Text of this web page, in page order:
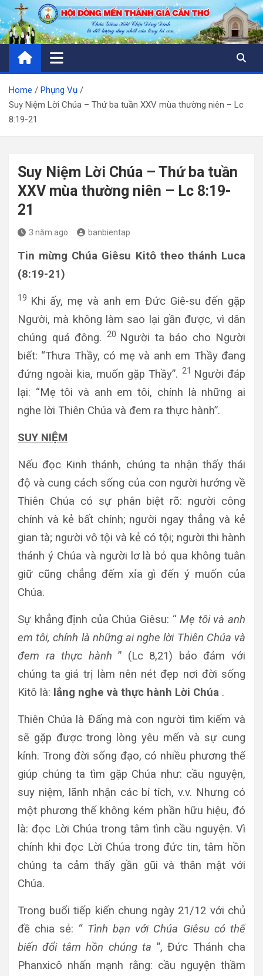
Skip
to
content
Home
Phụng Vụ
Suy Niệm Lời Chúa – Thứ ba tuần XXV mùa thường niên – Lc
8:19-21
Suy Niệm Lời Chúa – Thứ ba tuần
XXV mùa thường niên – Lc 8:19-
21
3 năm ago banbientap
Tin mừng Chúa Giêsu Kitô theo thánh Luca
(8:19-21)
19 Khi ấy, mẹ và anh em Đức Giê-su đến gặp
Người, mà không làm sao lại gần được, vì dân
chúng quá đông.
20 Người ta báo cho Người
biết: “Thưa Thầy, có mẹ và anh em Thầy đang
đứng ngoài kia, muốn gặp Thầy”. 21 Người đáp
lại: “Mẹ tôi và anh em tôi, chính là những ai
nghe lời Thiên Chúa và đem ra thực hành”.
SUY NIỆM
Nếu đọc Kinh thánh, chúng ta nhận thấy thái
độ và cung cách sống của con người hướng về
Thiên Chúa có sự phân biệt rõ: người công
chính và kẻ bất chính; người ngay thẳng và kẻ
gian tà; người vô tội và kẻ có tội; người thi hành
thánh ý Chúa và người lơ là bỏ qua không tuân
giữ cũng chẳng đếm xỉa gì đến ý muốn của
Chúa.
Sự khẳng định của Chúa Giêsu: “Mẹ tôi và anh
em tôi, chính là những ai nghe lời Thiên Chúa và
đem ra thực hành” (Lc 8,21) bảo đảm với
chúng ta giá trị làm nên nét đẹp nơi đời sống
Kitô là: lắng nghe và thực hành Lời Chúa .
Thiên Chúa là Đấng mà con người tìm kiếm và
sẽ gặp được trong lòng yêu mến và sự cung
kính. Trong đời sống đạo, có nhiều phương thế
giúp chúng ta tìm gặp Chúa như: cầu nguyện,
suy niệm, lãnh nhận các bí tích, v.v. Nhưng có
một phương thế không kém phần hữu hiệu, đó
là: đọc Lời Chúa trong tâm tình cầu nguyện. Vì
chính khi đọc Lời Chúa trong đức tin, tâm hồn
chúng ta cảm thấy gần gũi và thân mật với
Chúa.
Trong buổi tiếp kiến chung ngày 21/12 với chủ
đề chia sẻ: “ Tình bạn với Chúa Giêsu có thể
biến đổi tâm hồn chúng ta ”, Đức Thánh cha
Phanxicô nhấn mạnh rằng: cầu nguyện thầm